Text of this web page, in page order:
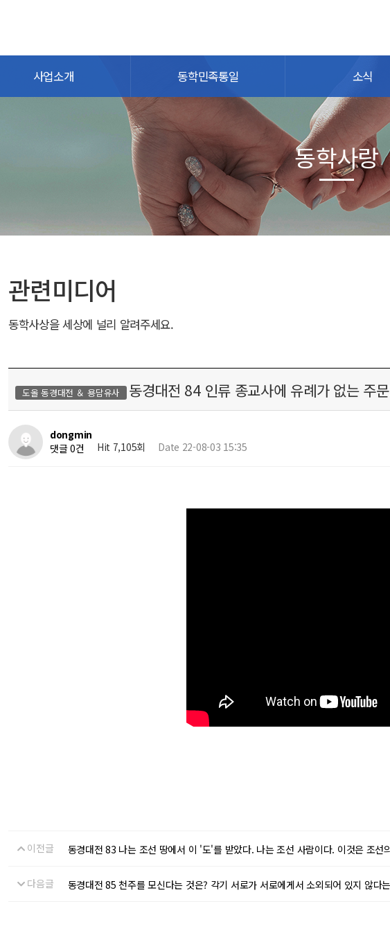
사업소개 동학민족통일 소식
동학사랑
관련미디어
동학사상을 세상에 널리 알려주세요.
도올 동경대전 ＆ 용담유사 동경대전 84 인류 종교사에 유례가 없
dongmin
댓글 0건
Hit 7,105회 Date 22-08-03 15:35
이전글 동경대전 83 나는 조선 땅에서 이 '도'를 받았다. 나는 조선 사람이다. 이것은 조
다음글 동경대전 85 천주를 모신다는 것은? 각기 서로가 서로에게서 소외되어 있지 않다는